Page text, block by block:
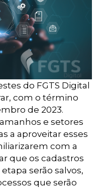
do FGTS Digital
com o término
de 2023.
e setores
a aproveitar esses
com a
que os cadastros
serão salvos,
que serão